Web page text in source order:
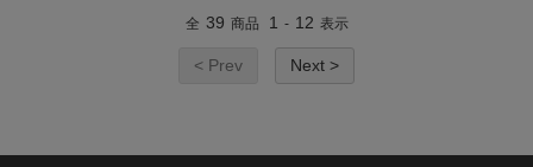
全 39 商品 1 - 12 表示
< Prev Next >